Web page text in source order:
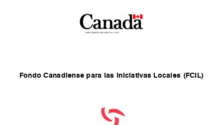
Fondo Canadiense para las Iniciativas Locales (FCIL)